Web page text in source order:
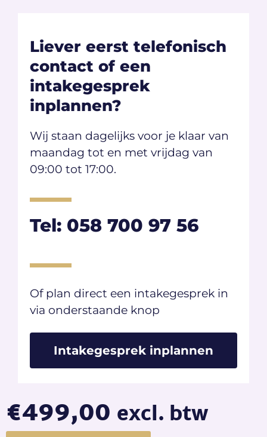
Liever eerst telefonisch
contact of een
intakegesprek
inplannen?
Wij staan dagelijks voor je klaar van
maandag tot en met vrijdag van
09:00 tot 17:00.
Tel: 058 700 97 56
Of plan direct een intakegesprek in
via onderstaande knop​
Intakegesprek inplannen
€499,00 excl. btw